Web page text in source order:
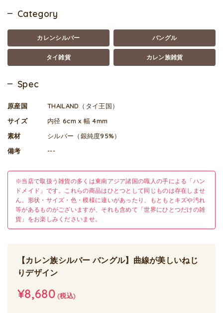
Category
カレンシルバー バングル
タイ雑貨 カレン族雑貨
Spec
原産国
THAILAND（タイ王国）
サイズ
内径 6cm x 幅 4mm
素材
シルバー（銀純度95%）
備考
---
※当店で取扱う雑貨の多くは東南アジア諸国の職人の手による「ハン
ドメイド」です。これらの商品はひとつとして同じものは存在しませ
ん。形状・サイズ・色・模様に違いがあったり、もともとキズや汚れ
等があるものがございますが、それも含めて「世界にひとつだけの雑
貨」をお楽しみくださいませ。
【カレン族シルバー バングル】曲線が美しいねじ
りデザイン
¥8,680(税込)